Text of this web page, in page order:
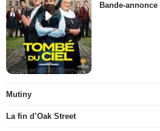
Bande-annonce
Mutiny
La fin d’Oak Street